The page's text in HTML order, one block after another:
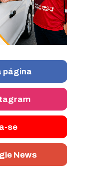
página
se
News